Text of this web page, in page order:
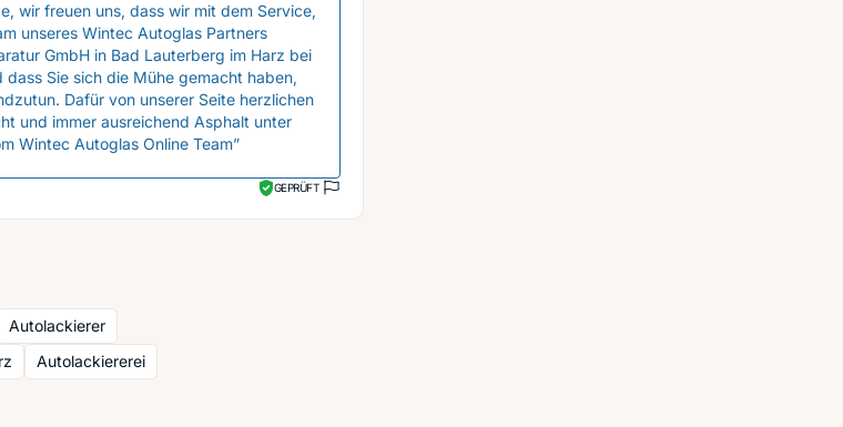
wir freuen uns, dass wir mit dem Service,
unseres Wintec Autoglas Partners
GmbH in Bad Lauterberg im Harz bei
Sie sich die Mühe gemacht haben,
Dafür von unserer Seite herzlichen
und immer ausreichend Asphalt unter
Wintec Autoglas Online Team”
GEPRÜFT
Autolackierer
Autolackiererei